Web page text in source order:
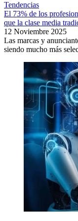
Tendencias
El 73% de los
que la clase media
12 Noviembre 2025
Las marcas y
siendo mucho más